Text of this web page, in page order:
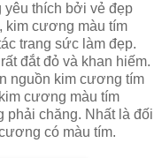
thích bởi vẻ đẹp
kim cương màu tím
trang sức làm đẹp.
đắt đỏ và khan hiếm.
nguồn kim cương tím
cương màu tím
phải chăng. Nhất là đối
có màu tím.